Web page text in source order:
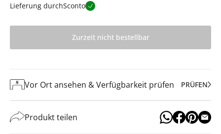
Lieferung durchSconto
Zurzeit nicht bestellbar
Vor Ort ansehen & Verfügbarkeit prüfen PRÜFEN
Produkt teilen